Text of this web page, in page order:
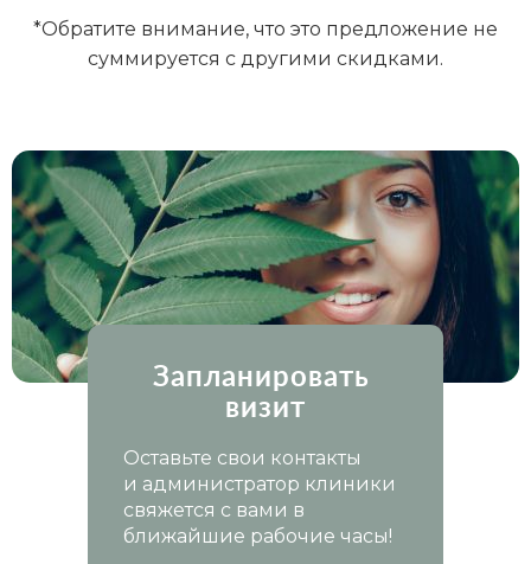
*Обратите внимание, что это предложение не
суммируется с другими скидками.
Запланировать
визит
Оставьте свои контакты
и администратор клиники
свяжется с вами в
ближайшие рабочие часы!